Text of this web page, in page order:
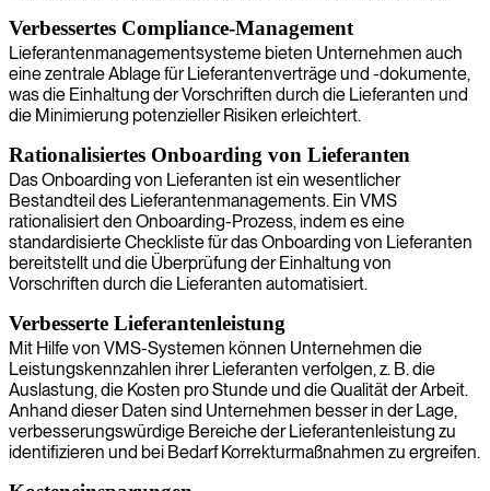
Verbessertes Compliance-Management
Lieferantenmanagementsysteme bieten Unternehmen auch
eine zentrale Ablage für Lieferantenverträge und -dokumente,
was die Einhaltung der Vorschriften durch die Lieferanten und
die Minimierung potenzieller Risiken erleichtert.
Rationalisiertes Onboarding von Lieferanten
Das Onboarding von Lieferanten ist ein wesentlicher
Bestandteil des Lieferantenmanagements. Ein VMS
rationalisiert den Onboarding-Prozess, indem es eine
standardisierte Checkliste für das Onboarding von Lieferanten
bereitstellt und die Überprüfung der Einhaltung von
Vorschriften durch die Lieferanten automatisiert.
Verbesserte Lieferantenleistung
Mit Hilfe von VMS-Systemen können Unternehmen die
Leistungskennzahlen ihrer Lieferanten verfolgen, z. B. die
Auslastung, die Kosten pro Stunde und die Qualität der Arbeit.
Anhand dieser Daten sind Unternehmen besser in der Lage,
verbesserungswürdige Bereiche der Lieferantenleistung zu
identifizieren und bei Bedarf Korrekturmaßnahmen zu ergreifen.